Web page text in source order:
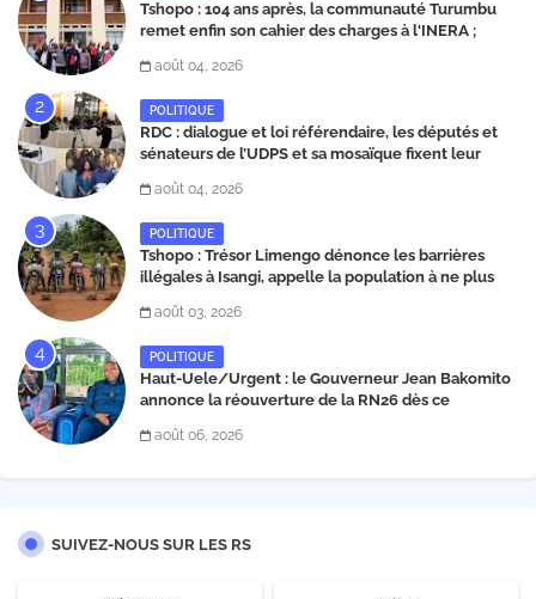
Tshopo : 104 ans après, la communauté Turumbu
remet enfin son cahier des charges à l'INERA ;
août 04, 2026
POLITIQUE
RDC : dialogue et loi référendaire, les députés et
sénateurs de l’UDPS et sa mosaïque fixent leur
Matata
août 04, 2026
POLITIQUE
Tshopo : Trésor Limengo dénonce les barrières
illégales à Isangi, appelle la population à ne plus
août 03, 2026
POLITIQUE
Haut-Uele/Urgent : le Gouverneur Jean Bakomito
annonce la réouverture de la RN26 dès ce
août 06, 2026
SUIVEZ-NOUS SUR LES RS